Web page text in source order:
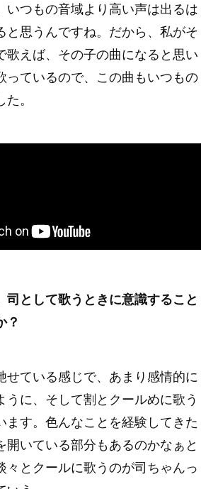
いつもの音域より高い声は出るは
と思うんですね。だから、私がそ
歌えば、その子の曲になると思い
っているので、この曲もいつもの
。
として歌うときに意識すること
？
ている感じで、あまり感情的に
うに、そして割とクールめに歌う
ます。色んなことを経験してきた
開いている部分もあるのかなぁと
々とクールに歌うのが司ちゃんっ